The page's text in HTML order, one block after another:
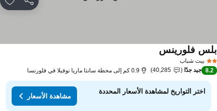
مشاركة
بيت شباب
فلورينس
8.2 جيد جدًا 40,285 0.9 كم إلى محطة سانتا ماريا نوفيلا في فلورنسا
اختر التواريخ لمشاهدة الأسعار المحددة
مشاهدة الأسعار